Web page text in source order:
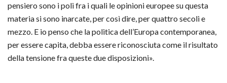
pensiero sono i poli fra i quali le opinioni europee su questa
materia si sono inarcate, per così dire, per quattro secoli e
mezzo. E io penso che la politica dell’Europa contemporanea,
per essere capita, debba essere riconosciuta come il risultato
della tensione fra queste due disposizioni».